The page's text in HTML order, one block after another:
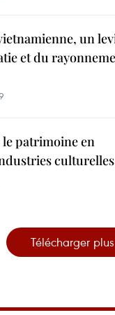
un
et du
patrimoine en
culturelles
Télécharger plus